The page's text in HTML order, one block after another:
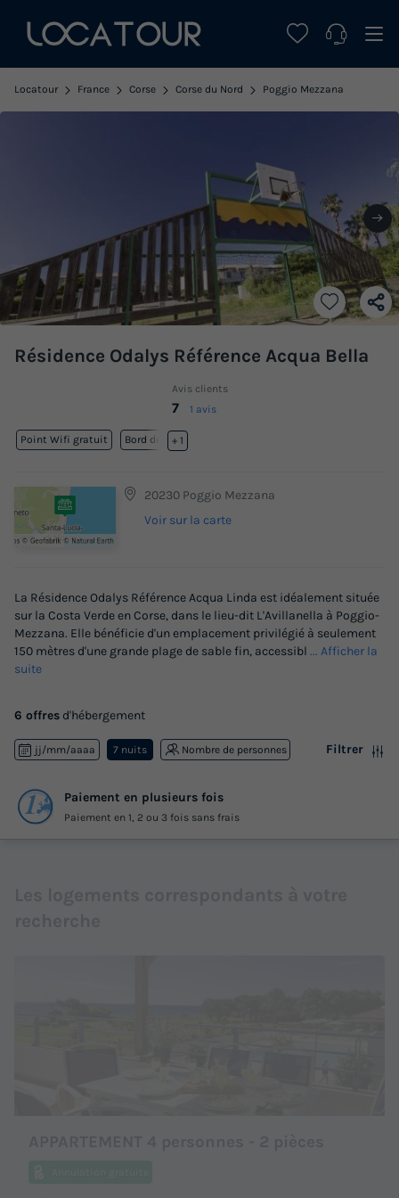
Locatour France Corse Corse du Nord Poggio Mezzana
Résidence Odalys Référence Acqua Bella
Avis clients
7 1 avis
Point Wifi gratuit Bord de mer
+ 1
20230 Poggio Mezzana
Voir sur la carte
La Résidence Odalys Référence Acqua Linda est idéalement située
sur la Costa Verde en Corse, dans le lieu-dit L'Avillanella à Poggio-
Mezzana. Elle bénéficie d'un emplacement privilégié à seulement
150 mètres d'une grande plage de sable fin, accessibl ... Afficher la
suite
6 offres d'hébergement
jj/mm/aaaa 7 nuits Nombre de personnes Filtrer
Paiement en plusieurs fois
Paiement en 1, 2 ou 3 fois sans frais